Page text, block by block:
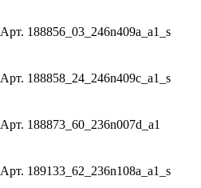
Арт. 188856_03_246n409a_a1_s
Арт. 188858_24_246n409c_a1_s
Арт. 188873_60_236n007d_a1
Арт. 189133_62_236n108a_a1_s